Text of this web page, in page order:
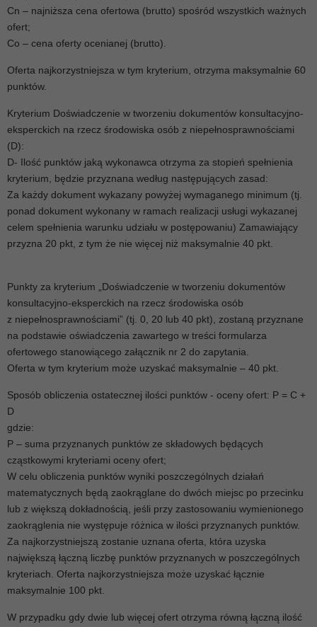
Cn – najniższa cena ofertowa (brutto) spośród wszystkich ważnych
ofert;
Co – cena oferty ocenianej (brutto).
Oferta najkorzystniejsza w tym kryterium, otrzyma maksymalnie 60
punktów.
Kryterium Doświadczenie w tworzeniu dokumentów konsultacyjno-
eksperckich na rzecz środowiska osób z niepełnosprawnościami
(D):
D- Ilość punktów jaką wykonawca otrzyma za stopień spełnienia
kryterium, będzie przyznana według następujących zasad:
Za każdy dokument wykazany powyżej wymaganego minimum (tj.
ponad dokument wykonany w ramach realizacji usługi wykazanej
celem spełnienia warunku udziału w postępowaniu) Zamawiający
przyzna 20 pkt, z tym że nie więcej niż maksymalnie 40 pkt.
Punkty za kryterium „Doświadczenie w tworzeniu dokumentów
konsultacyjno-eksperckich na rzecz środowiska osób
z niepełnosprawnościami” (tj. 0, 20 lub 40 pkt), zostaną przyznane
na podstawie oświadczenia zawartego w treści formularza
ofertowego stanowiącego załącznik nr 2 do zapytania.
Oferta w tym kryterium może uzyskać maksymalnie – 40 pkt.
Sposób obliczenia ostatecznej ilości punktów - oceny ofert: P = C +
D
gdzie:
P – suma przyznanych punktów ze składowych będących
cząstkowymi kryteriami oceny ofert;
W celu obliczenia punktów wyniki poszczególnych działań
matematycznych będą zaokrąglane do dwóch miejsc po przecinku
lub z większą dokładnością, jeśli przy zastosowaniu wymienionego
zaokrąglenia nie występuje różnica w ilości przyznanych punktów.
Za najkorzystniejszą zostanie uznana oferta, która uzyska
największą łączną liczbę punktów przyznanych w poszczególnych
kryteriach. Oferta najkorzystniejsza może uzyskać łącznie
maksymalnie 100 pkt.
W przypadku gdy dwie lub więcej ofert otrzyma równą łączną ilość